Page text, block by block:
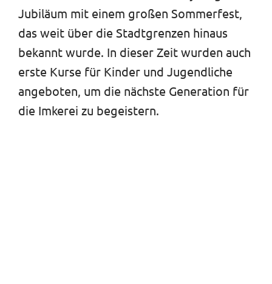
Jubiläum mit einem großen Sommerfest,
das weit über die Stadtgrenzen hinaus
bekannt wurde. In dieser Zeit wurden auch
erste Kurse für Kinder und Jugendliche
angeboten, um die nächste Generation für
die Imkerei zu begeistern.